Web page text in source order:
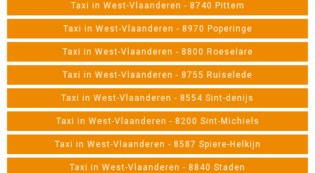
Taxi in West-Vlaanderen - 8740 Pittem
Taxi in West-Vlaanderen - 8970 Poperinge
Taxi in West-Vlaanderen - 8800 Roeselare
Taxi in West-Vlaanderen - 8755 Ruiselede
Taxi in West-Vlaanderen - 8554 Sint-denijs
Taxi in West-Vlaanderen - 8200 Sint-Michiels
Taxi in West-Vlaanderen - 8587 Spiere-Helkijn
Taxi in West-Vlaanderen - 8840 Staden